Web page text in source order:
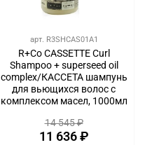
арт. R3SHCAS01A1
R+Co CASSETTE Curl
Shampoo + superseed oil
complex/КАССЕТА шампунь
для вьющихся волос с
комплексом масел, 1000мл
14 545 ₽
11 636 ₽